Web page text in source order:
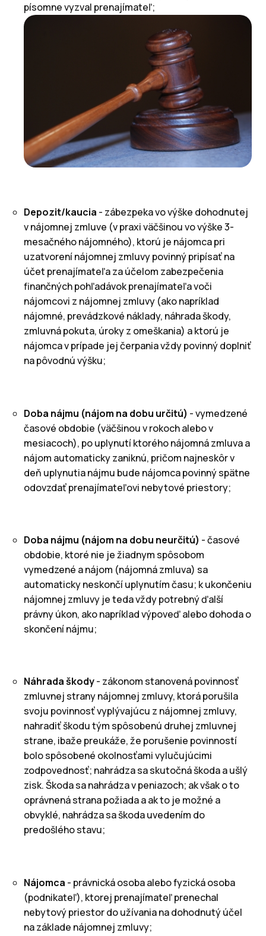
písomne vyzval prenajímateľ;
Depozit/kaucia - zábezpeka vo výške dohodnutej
v nájomnej zmluve (v praxi väčšinou vo výške 3-
mesačného nájomného), ktorú je nájomca pri
uzatvorení nájomnej zmluvy povinný pripísať na
účet prenajímateľa za účelom zabezpečenia
finančných pohľadávok prenajímateľa voči
nájomcovi z nájomnej zmluvy (ako napríklad
nájomné, prevádzkové náklady, náhrada škody,
zmluvná pokuta, úroky z omeškania) a ktorú je
nájomca v prípade jej čerpania vždy povinný doplniť
na pôvodnú výšku;
Doba nájmu (nájom na dobu určitú) - vymedzené
časové obdobie (väčšinou v rokoch alebo v
mesiacoch), po uplynutí ktorého nájomná zmluva a
nájom automaticky zaniknú, pričom najneskôr v
deň uplynutia nájmu bude nájomca povinný spätne
odovzdať prenajímateľovi nebytové priestory;
Doba nájmu (nájom na dobu neurčitú) - časové
obdobie, ktoré nie je žiadnym spôsobom
vymedzené a nájom (nájomná zmluva) sa
automaticky neskončí uplynutím času; k ukončeniu
nájomnej zmluvy je teda vždy potrebný ďalší
právny úkon, ako napríklad výpoveď alebo dohoda o
skončení nájmu;
Náhrada škody- zákonom stanovená povinnosť
zmluvnej strany nájomnej zmluvy, ktorá porušila
svoju povinnosť vyplývajúcu z nájomnej zmluvy,
nahradiť škodu tým spôsobenú druhej zmluvnej
strane, ibaže preukáže, že porušenie povinností
bolo spôsobené okolnosťami vylučujúcimi
zodpovednosť; nahrádza sa skutočná škoda a ušlý
zisk. Škoda sa nahrádza v peniazoch; ak však o to
oprávnená strana požiada a ak to je možné a
obvyklé, nahrádza sa škoda uvedením do
predošlého stavu;
Nájomca - právnická osoba alebo fyzická osoba
(podnikateľ), ktorej prenajímateľ prenechal
nebytový priestor do užívania na dohodnutý účel
na základe nájomnej zmluvy;